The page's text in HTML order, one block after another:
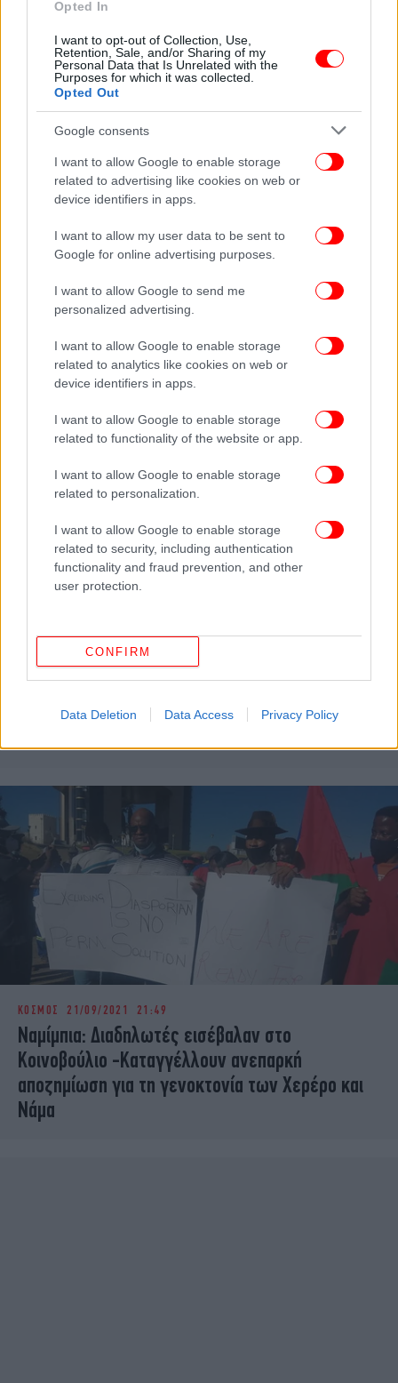
Opted In
I want to opt-out of Collection, Use,
Retention, Sale, and/or Sharing of my
Personal Data that Is Unrelated with the
Purposes for which it was collected.
Opted Out
Google consents
I want to allow Google to enable storage
related to advertising like cookies on web or
device identifiers in apps.
I want to allow my user data to be sent to
Google for online advertising purposes.
I want to allow Google to send me
personalized advertising.
I want to allow Google to enable storage
related to analytics like cookies on web or
device identifiers in apps.
I want to allow Google to enable storage
related to functionality of the website or app.
I want to allow Google to enable storage
related to personalization.
I want to allow Google to enable storage
related to security, including authentication
functionality and fraud prevention, and other
user protection.
CONFIRM
Data Deletion Data Access Privacy Policy
Σάλος στη Ναμίμπια για την ελληνική χωριάτικη
σαλάτα -Κόπηκε από επίσημο μενού
ΚΟΣΜΟΣ 19/08/2022 21:13
Ο δρόμος με τους σκελετούς είναι ο πιο
ανατριχιαστικά όμορφος του πλανήτη - Πού
βρίσκεται
ΚΟΣΜΟΣ 07/12/2021 09:03
Μετάλλαξη Ομικρον: Η Ναμίμπια επιβεβαίωσε 18
κρούσματα -150.000 εμβόλια έληξαν και
ΚΟΣΜΟΣ 21/09/2021 21:49
Ναμίμπια: Διαδηλωτές εισέβαλαν στο
Κοινοβούλιο -Καταγγέλλουν ανεπαρκή
αποζημίωση για τη γενοκτονία των Χερέρο και
Νάμα